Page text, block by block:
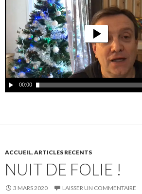
00:00
ACCUEIL, ARTICLES RECENTS
NUIT DE FOLIE !
3 MARS 2020 LAISSER UN COMMENTAIRE